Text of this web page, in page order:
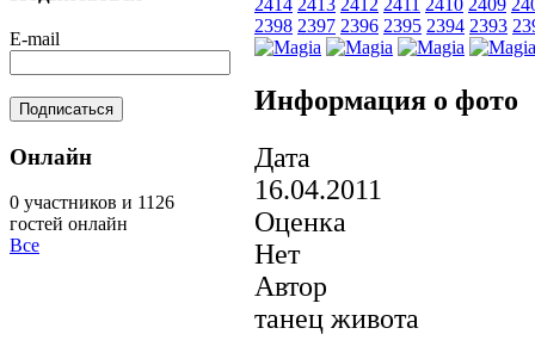
2414 2413 2412 2411 2410 2409
2398 2397 2396 2395 2394 2393
Информация о фото
Дата
16.04.2011
Оценка
Нет
Автор
танец живота
E-mail
Онлайн
0 участников и 1126
гостей онлайн
Все